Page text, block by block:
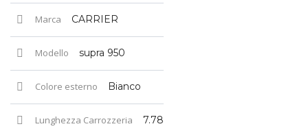
Marca CARRIER
Modello supra 950
Colore esterno Bianco
Lunghezza Carrozzeria 7.78